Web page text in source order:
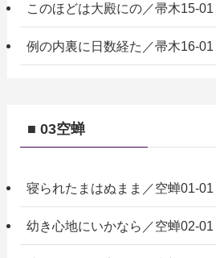
このほどは大殿にの／帚木15-01
例の内裏に日数経た／帚木16-01
■ 03空蝉
寝られたまはぬまま／空蝉01-01
幼き心地にいかなら／空蝉02-01